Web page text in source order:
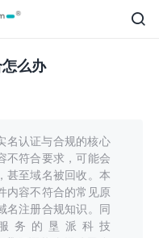

么办
名认证与合规的核心
不符合要求，可能会
甚至域名被回收。本
内容不符合的常见原
名注册合规知识。同
务的垦派科技